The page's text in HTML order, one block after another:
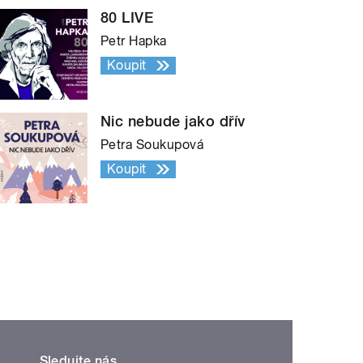
80 LIVE
Petr Hapka
Koupit
Nic nebude jako dřív
Petra Soukupová
Koupit